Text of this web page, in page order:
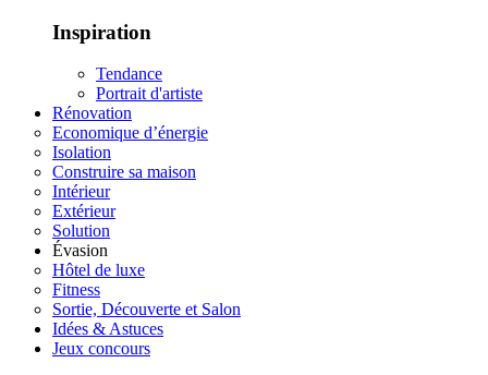
Inspiration
Tendance
Portrait d'artiste
Rénovation
Economique d’énergie
Isolation
Construire sa maison
Intérieur
Extérieur
Solution
Évasion
Hôtel de luxe
Fitness
Sortie, Découverte et Salon
Idées & Astuces
Jeux concours